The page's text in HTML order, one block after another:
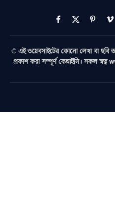
Facebook
X
(Twitter)
Pinterest
© এই ওয়েবসাইটের কোনো লেখা বা ছবি
প্রকাশ করা সম্পূর্ণ বেআইনি। সকল